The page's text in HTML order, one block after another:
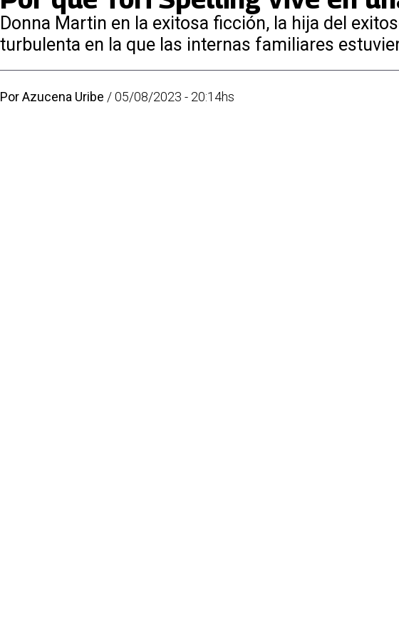
Donna Martin en la exitosa ficción, la hija del
turbulenta en la que las internas familiares
PorAzucena Uribe /05/08/2023 - 20:14hs